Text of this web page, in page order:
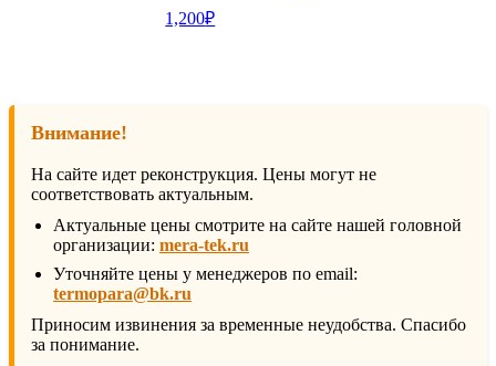
1,200₽
Внимание!
На сайте идет реконструкция. Цены могут не
соответствовать актуальным.
Актуальные цены смотрите на сайте нашей головной
организации: mera-tek.ru
Уточняйте цены у менеджеров по email:
termopara@bk.ru
Приносим извинения за временные неудобства. Спасибо
за понимание.